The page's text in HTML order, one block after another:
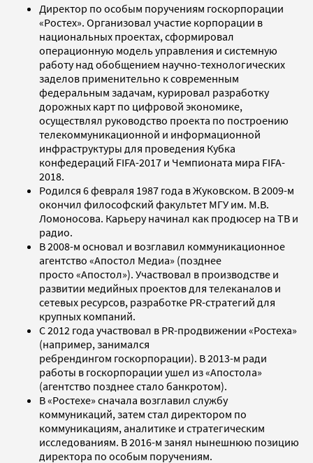
Директор по особым поручениям госкорпорации
«Ростех». Организовал участие корпорации в
национальных проектах, сформировал
операционную модель управления и системную
работу над обобщением научно-технологических
заделов применительно к современным
федеральным задачам, курировал разработку
дорожных карт по цифровой экономике,
осуществлял руководство проекта по построению
телекоммуникационной и информационной
инфраструктуры для проведения Кубка
конфедераций FIFA-2017 и Чемпионата мира FIFA-
2018.
Родился 6 февраля 1987 года в Жуковском. В 2009-м
окончил философский факультет МГУ им. М.В.
Ломоносова. Карьеру начинал как продюсер на ТВ и
радио.
В 2008-м основал и возглавил коммуникационное
агентство «Апостол Медиа» (позднее
просто «Апостол»). Участвовал в производстве и
развитии медийных проектов для телеканалов и
сетевых ресурсов, разработке PR-стратегий для
крупных компаний.
С 2012 года участвовал в PR-продвижении «Ростеха»
(например, занимался
ребрендингом госкорпорации). В 2013-м ради
работы в госкорпорации ушел из «Апостола»
(агентство позднее стало банкротом).
В «Ростехе» сначала возглавил службу
коммуникаций, затем стал директором по
коммуникациям, аналитике и стратегическим
исследованиям. В 2016-м занял нынешнюю позицию
директора по особым поручениям.